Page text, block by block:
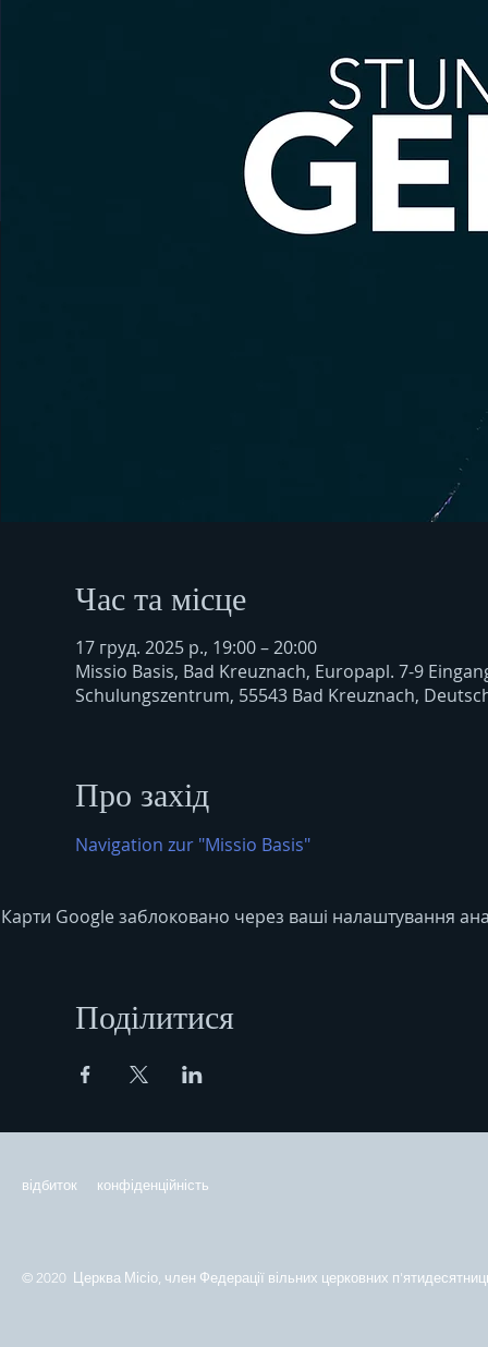
Час та місце
17 груд. 2025 р., 19:00 – 20:00
Missio Basis, Bad Kreuznach, Europapl. 7-9
Schulungszentrum, 55543 Bad Kreuznach,
Про захід
Navigation zur "Missio Basis"
Карти Google заблоковано через ваші налаштування
Поділитися
відбиток конфіденційність
© 2020 Церква Місіо, член Федерації вільних церковних